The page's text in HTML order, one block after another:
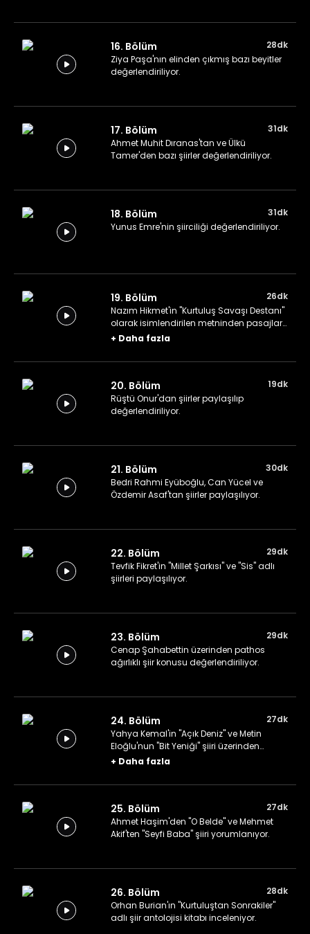
16. Bölüm
28dk
Ziya Paşa'nın elinden çıkmış bazı beyitler
değerlendiriliyor.
17. Bölüm
31dk
Ahmet Muhit Dıranas'tan ve Ülkü
Tamer'den bazı şiirler değerlendiriliyor.
18. Bölüm
31dk
Yunus Emre'nin şiirciliği değerlendiriliyor.
19. Bölüm
26dk
Nazım Hikmet'in "Kurtuluş Savaşı Destanı"
olarak isimlendirilen metninden pasajlar
paylaşılıyor.
+ Daha fazla
20. Bölüm
19dk
Rüştü Onur'dan şiirler paylaşılıp
değerlendiriliyor.
21. Bölüm
30dk
Bedri Rahmi Eyüboğlu, Can Yücel ve
Özdemir Asaf'tan şiirler paylaşılıyor.
22. Bölüm
29dk
Tevfik Fikret'in "Millet Şarkısı" ve "Sis" adlı
şiirleri paylaşılıyor.
23. Bölüm
29dk
Cenap Şahabettin üzerinden pathos
ağırlıklı şiir konusu değerlendiriliyor.
24. Bölüm
27dk
Yahya Kemal'in "Açık Deniz" ve Metin
Eloğlu'nun "Bit Yeniği" şiiri üzerinden
yorumlar paylaşılıyor.
+ Daha fazla
25. Bölüm
27dk
Ahmet Haşim'den "O Belde" ve Mehmet
Akif'ten "Seyfi Baba" şiiri yorumlanıyor.
26. Bölüm
28dk
Orhan Burian'ın "Kurtuluştan Sonrakiler"
adlı şiir antolojisi kitabı inceleniyor.